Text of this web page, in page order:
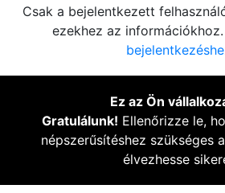
Csak a bejelentkezett
ezekhez az információkhoz.
Ez az Ön
Gratulálunk! Ellenőrizze le,
népszerűsítéshez szükséges
élvezhesse